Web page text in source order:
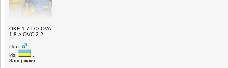
ОKE 1.7 D > OVA
1.8 > OVC 2.2
Пол:
Из:
Запоріжжя